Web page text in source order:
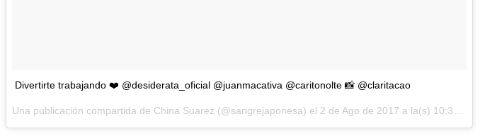
Divertirte trabajando ❤️ @desiderata_oficial @juanmacativa @caritonolte 📸 @claritacao
Una publicación compartida de China Suarez (@sangrejaponesa) el 2 de Ago de 2017 a la(s) 10:32 PDT